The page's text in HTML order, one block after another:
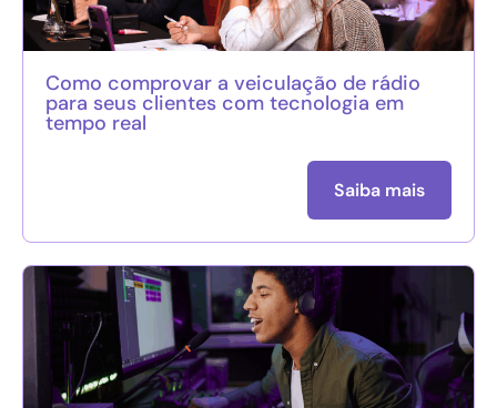
Como comprovar a veiculação de rádio
para seus clientes com tecnologia em
tempo real
Saiba mais